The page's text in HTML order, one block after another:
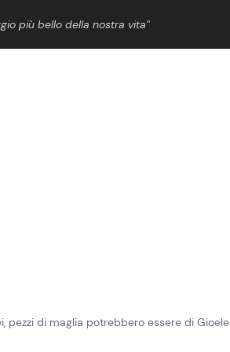
più bello della nostra vita”
pezzi di maglia potrebbero essere di Gioele